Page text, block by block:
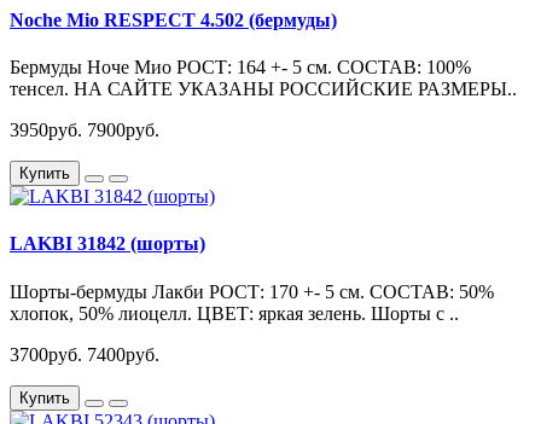
Noche Mio RESPECT 4.502 (бермуды)
Бермуды Ноче Мио РОСТ: 164 +- 5 см. СОСТАВ: 100%
тенсел. НА САЙТЕ УКАЗАНЫ РОССИЙСКИЕ РАЗМЕРЫ..
3950руб. 7900руб.
Купить
LAKBI 31842 (шорты)
Шорты-бермуды Лакби РОСТ: 170 +- 5 см. СОСТАВ: 50%
хлопок, 50% лиоцелл. ЦВЕТ: яркая зелень. Шорты с ..
3700руб. 7400руб.
Купить